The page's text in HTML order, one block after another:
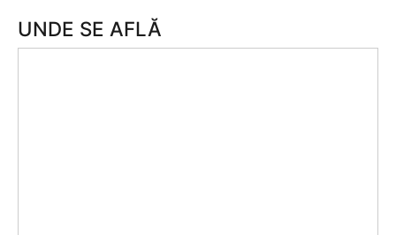
UNDE SE AFLĂ